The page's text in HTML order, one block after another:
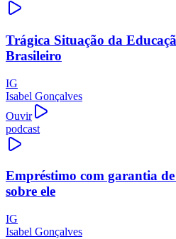
Trágica Situação da
Brasileiro
IG
Isabel Gonçalves
Ouvir
podcast
Empréstimo com garantia
sobre ele
IG
Isabel Gonçalves